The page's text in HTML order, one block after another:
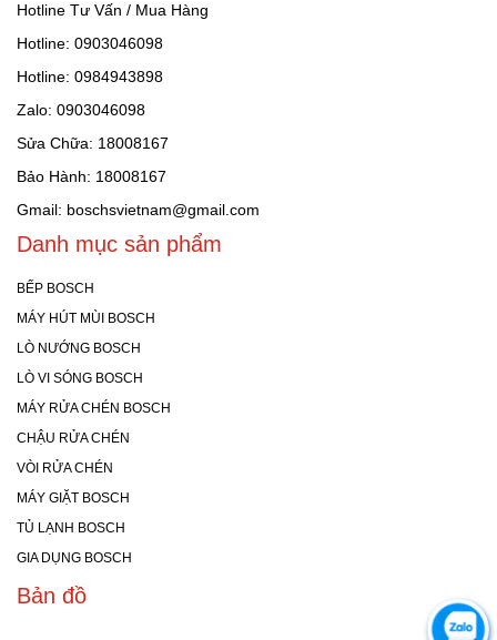
Hotline Tư Vấn / Mua Hàng
Hotline: 0903046098
Hotline: 0984943898
Zalo: 0903046098
Sửa Chữa: 18008167
Bảo Hành: 18008167
Gmail: boschsvietnam@gmail.com
Danh mục sản phẩm
BẾP BOSCH
MÁY HÚT MÙI BOSCH
LÒ NƯỚNG BOSCH
LÒ VI SÓNG BOSCH
MÁY RỬA CHÉN BOSCH
CHẬU RỬA CHÉN
VÒI RỬA CHÉN
MÁY GIẶT BOSCH
TỦ LẠNH BOSCH
GIA DỤNG BOSCH
Bản đồ